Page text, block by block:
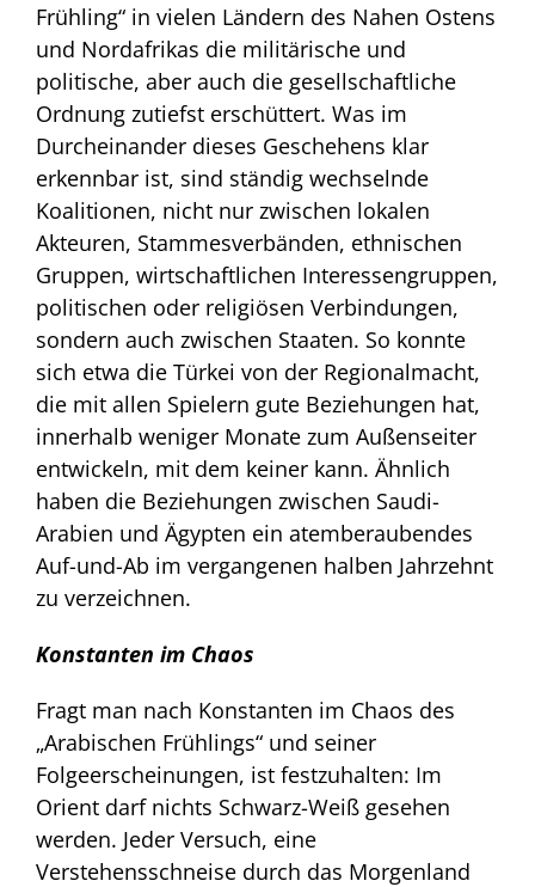
Frühling“ in vielen Ländern des Nahen Ostens
und Nordafrikas die militärische und
politische, aber auch die gesellschaftliche
Ordnung zutiefst erschüttert. Was im
Durcheinander dieses Geschehens klar
erkennbar ist, sind ständig wechselnde
Koalitionen, nicht nur zwischen lokalen
Akteuren, Stammesverbänden, ethnischen
Gruppen, wirtschaftlichen Interessengruppen,
politischen oder religiösen Verbindungen,
sondern auch zwischen Staaten. So konnte
sich etwa die Türkei von der Regionalmacht,
die mit allen Spielern gute Beziehungen hat,
innerhalb weniger Monate zum Außenseiter
entwickeln, mit dem keiner kann. Ähnlich
haben die Beziehungen zwischen Saudi-
Arabien und Ägypten ein atemberaubendes
Auf-und-Ab im vergangenen halben Jahrzehnt
zu verzeichnen.
Konstanten im Chaos
Fragt man nach Konstanten im Chaos des
„Arabischen Frühlings“ und seiner
Folgeerscheinungen, ist festzuhalten: Im
Orient darf nichts Schwarz-Weiß gesehen
werden. Jeder Versuch, eine
Verstehensschneise durch das Morgenland